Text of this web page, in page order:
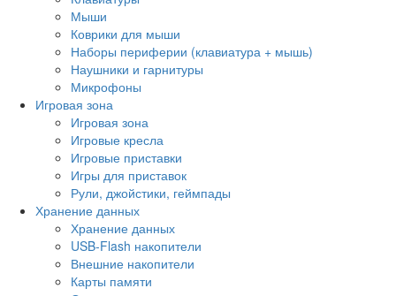
Мыши
Коврики для мыши
Наборы периферии (клавиатура + мышь)
Наушники и гарнитуры
Микрофоны
Игровая зона
Игровая зона
Игровые кресла
Игровые приставки
Игры для приставок
Рули, джойстики, геймпады
Хранение данных
Хранение данных
USB-Flash накопители
Внешние накопители
Карты памяти